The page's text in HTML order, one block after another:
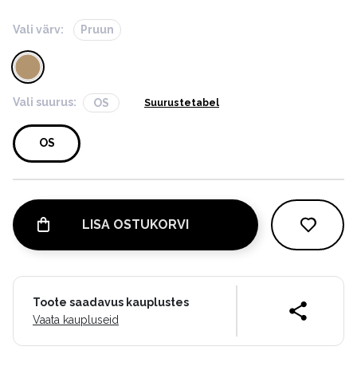
Vali värv: Pruun
Vali suurus: OS Suurustetabel
OS
LISA OSTUKORVI
Toote saadavus kauplustes
Vaata kaupluseid